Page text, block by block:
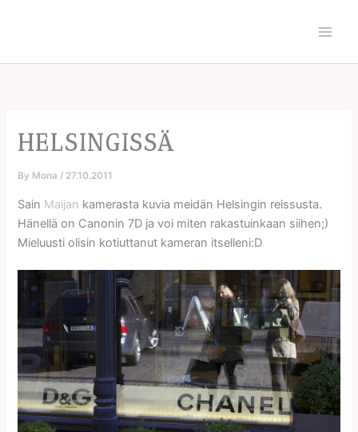
HELSINGISSÄ
By Mona / 27.10.2011
Sain Maijan kamerasta kuvia meidän Helsingin reissusta.
Hänellä on Canonin 7D ja voi miten rakastuinkaan siihen;)
Mieluusti olisin kotiuttanut kameran itselleni:D